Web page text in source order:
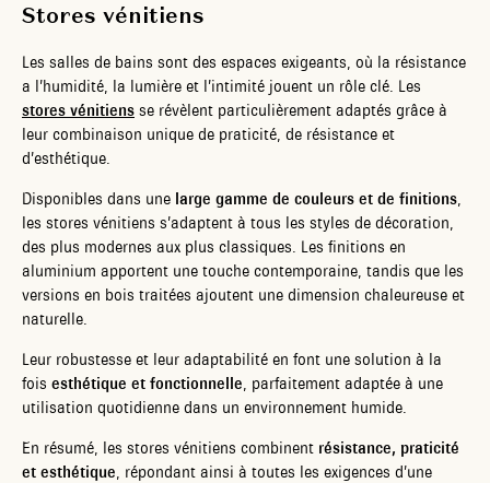
Stores vénitiens
Les salles de bains sont des espaces exigeants, où la résistance
a l’humidité, la lumière et l’intimité jouent un rôle clé. Les
stores vénitiens se révèlent particulièrement adaptés grâce à
leur combinaison unique de praticité, de résistance et
d’esthétique.
Disponibles dans une large gamme de couleurs et de finitions,
les stores vénitiens s’adaptent à tous les styles de décoration,
des plus modernes aux plus classiques. Les finitions en
aluminium apportent une touche contemporaine, tandis que les
versions en bois traitées ajoutent une dimension chaleureuse et
naturelle.
Leur robustesse et leur adaptabilité en font une solution à la
fois esthétique et fonctionnelle, parfaitement adaptée à une
utilisation quotidienne dans un environnement humide.
En résumé, les stores vénitiens combinent résistance, praticité
et esthétique, répondant ainsi à toutes les exigences d’une